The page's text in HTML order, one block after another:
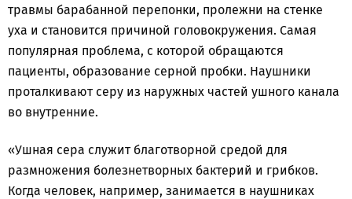
травмы барабанной перепонки, пролежни на стенке
уха и становится причиной головокружения. Самая
популярная проблема, с которой обращаются
пациенты, образование серной пробки. Наушники
проталкивают серу из наружных частей ушного канала
во внутренние.
«Ушная сера служит благотворной средой для
размножения болезнетворных бактерий и грибков.
Когда человек, например, занимается в наушниках